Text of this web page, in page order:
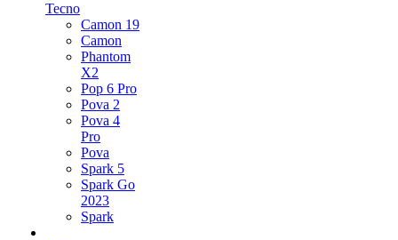
Tecno
Camon 19
Camon
Phantom
X2
Pop 6 Pro
Pova 2
Pova 4
Pro
Pova
Spark 5
Spark Go
2023
Spark